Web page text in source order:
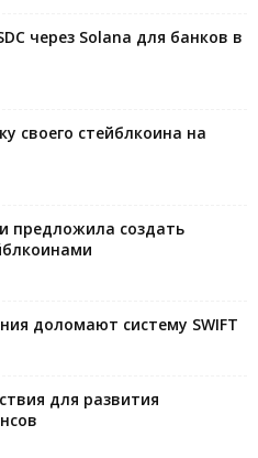
через Solana для банков в
своего стейблкоина на
предложила создать
доломают систему SWIFT
для развития